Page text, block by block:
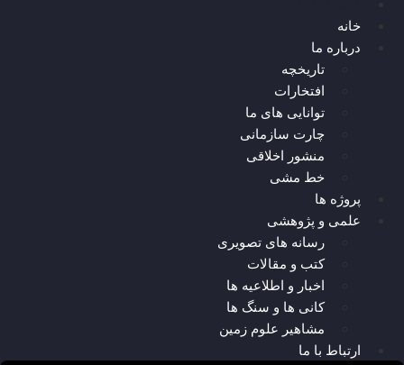
خانه
درباره ما
تاریخچه
افتخارات
توانایی های ما
چارت سازمانی
منشور اخلاقی
خط مشی
پروژه ها
علمی و پژوهشی
رسانه های تصویری
کتب و مقالات
اخبار و اطلاعیه ها
کانی ها و سنگ ها
مشاهیر علوم زمین
ارتباط با ما